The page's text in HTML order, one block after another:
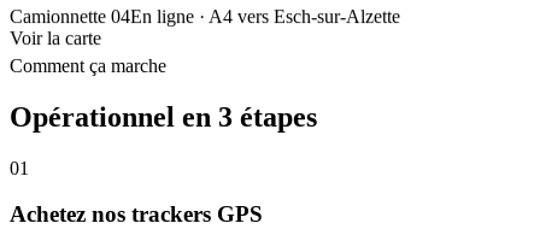
Camionnette 04En ligne · A4 vers Esch-sur-Alzette
Voir la carte
Comment ça marche
Opérationnel en 3 étapes
01
Achetez nos trackers GPS